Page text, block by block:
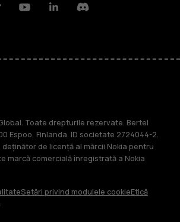
YoutubeLinkedinDiscord
Toate drepturile rezervate. Bertel
Espoo, Finlanda. ID societate 2724044-2.
deținător de licență al mărcii Nokia pentru
marcă comercială înregistrată a Nokia
Setări privind modulele cookieEtică